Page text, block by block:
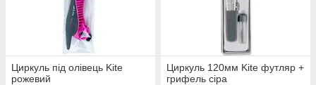
Циркуль під олівець Kite
рожевий
Циркуль 120мм Kite футляр +
грифель сіра